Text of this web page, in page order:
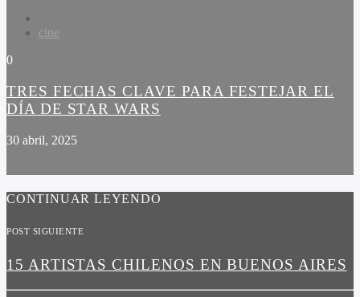
cine
0
TRES FECHAS CLAVE PARA FESTEJAR EL
DÍA DE STAR WARS
30 abril, 2025
CONTINUAR LEYENDO
POST SIGUIENTE
15 ARTISTAS CHILENOS EN BUENOS AIRES